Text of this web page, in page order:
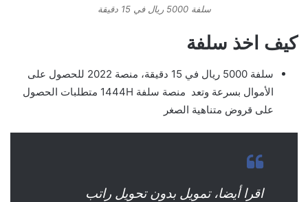
سلفة 5000 ريال في 15 دقيقة
كيف اخذ سلفة
سلفة 5000 ريال في 15 دقيقة، منصة 2022 للحصول على
الأموال بسرعة وتعد منصة سلفة 1444H متطلبات الحصول
على قروض متناهية الصغر
اقرا أيضا، تمويل بدون تحويل راتب